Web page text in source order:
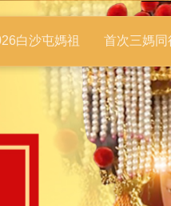
白沙屯媽祖 首次三媽同